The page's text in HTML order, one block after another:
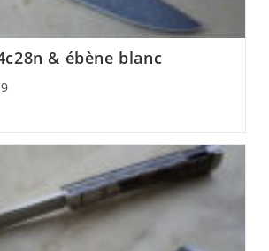
& ébène blanc